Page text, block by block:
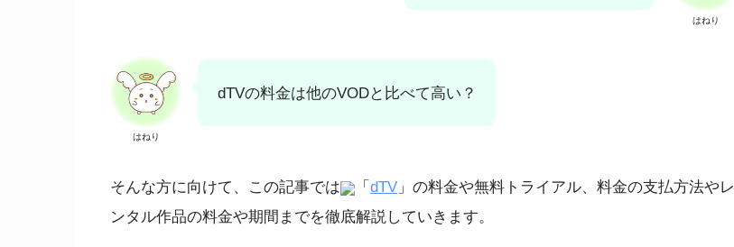
はねり
はねり
dTVの料金は他のVODと比べて高い？
そんな方に向けて、この記事では 「 dTV 」の料金や無料トライアル、料金の支払方法やレ
ンタル作品の料金や期間までを徹底解説していきます。